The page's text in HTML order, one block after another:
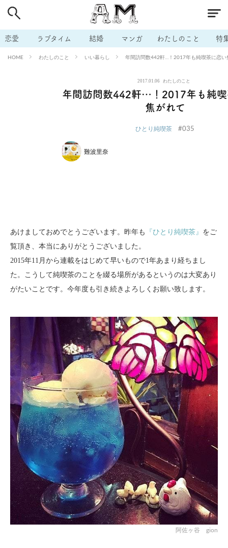
恋愛 ラブタイム 結婚 マンガ わたしのこと 特
HOME わたしのこと いい暮らし 年間訪問数442軒…！2017年も純喫茶に恋い
2017.01.06 わたしのこと
年間訪問数442軒…！2017年も純
焦がれて
ひとり純喫茶 #035
難波里奈
あけましておめでとうございます。昨年も 『ひとり純喫茶』 をご
覧頂き、本当にありがとうございました。
2015年11月から連載をはじめて早いもので1年あまり経ちまし
た。こうして純喫茶のことを綴る場所があるというのは大変あり
がたいことです。今年度も引き続きよろしくお願い致します。
阿佐ヶ谷 gion
# 男の本音 # セフレ # 不倫
# 出会う方法 # マッチングアプリ # ラブグッズ # 体の相